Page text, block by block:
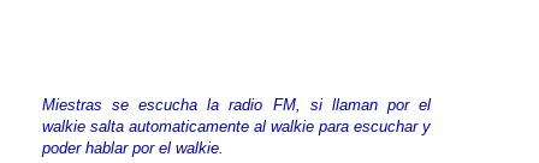
Miestras se escucha la radio FM, si llaman por el
walkie salta automaticamente al walkie para escuchar y
poder hablar por el walkie.